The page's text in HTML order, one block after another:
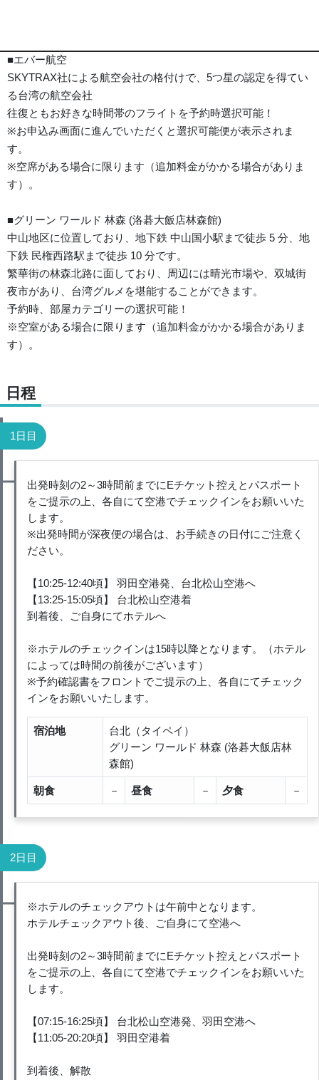
■エバー航空
SKYTRAX社による航空会社の格付けで、5つ星の認定を得てい
る台湾の航空会社
往復ともお好きな時間帯のフライトを予約時選択可能！
※お申込み画面に進んでいただくと選択可能便が表示されま
す。
※空席がある場合に限ります（追加料金がかかる場合がありま
す）。
■グリーン ワールド 林森 (洛碁大飯店林森館)
中山地区に位置しており、地下鉄 中山国小駅まで徒歩 5 分、地
下鉄 民権西路駅まで徒歩 10 分です。
繁華街の林森北路に面しており、周辺には晴光市場や、双城街
夜市があり、台湾グルメを堪能することができます。
予約時、部屋カテゴリーの選択可能！
※空室がある場合に限ります（追加料金がかかる場合がありま
す）。
日程
1日目
出発時刻の2～3時間前までにEチケット控えとパスポート
をご提示の上、各自にて空港でチェックインをお願いいた
します。
※出発時間が深夜便の場合は、お手続きの日付にご注意く
ださい。
【10:25-12:40頃】 羽田空港発、台北松山空港へ
【13:25-15:05頃】 台北松山空港着
到着後、ご自身にてホテルへ
※ホテルのチェックインは15時以降となります。（ホテル
によっては時間の前後がございます）
※予約確認書をフロントでご提示の上、各自にてチェック
インをお願いいたします。
宿泊地
台北（タイペイ）
グリーン ワールド 林森 (洛碁大飯店林
森館)
朝食 － 昼食 － 夕食 －
2日目
※ホテルのチェックアウトは午前中となります。
ホテルチェックアウト後、ご自身にて空港へ
出発時刻の2～3時間前までにEチケット控えとパスポート
をご提示の上、各自にて空港でチェックインをお願いいた
します。
【07:15-16:25頃】 台北松山空港発、羽田空港へ
【11:05-20:20頃】 羽田空港着
到着後、解散